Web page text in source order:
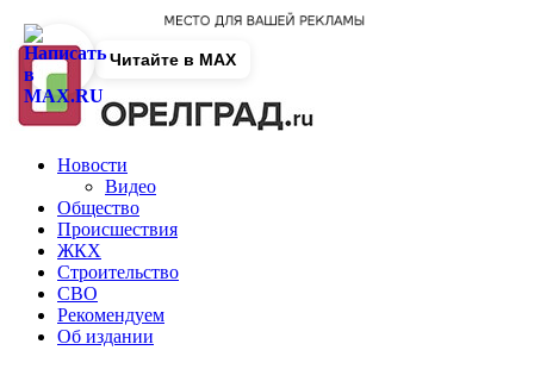
Новости
Видео
Общество
Происшествия
ЖКХ
Строительство
СВО
Рекомендуем
Об издании
Читайте в MAX